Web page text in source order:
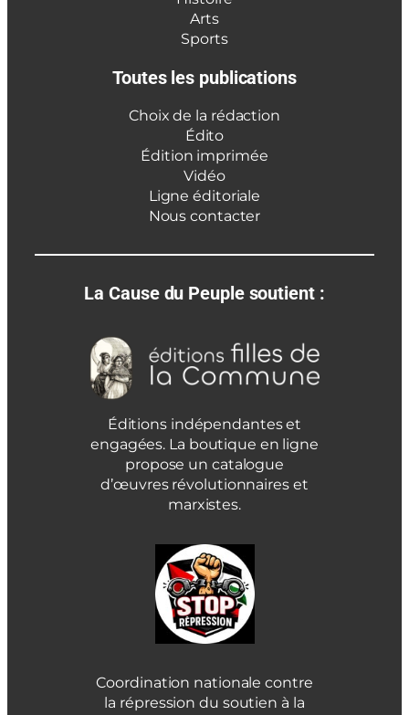
Arts
Sports
Toutes les publications
Choix de la rédaction
Édito
Édition imprimée
Vidéo
Ligne éditoriale
Nous contacter
La Cause du Peuple soutient :
Éditions indépendantes et
engagées. La boutique en ligne
propose un catalogue
d’œuvres révolutionnaires et
marxistes.
Coordination nationale contre
la répression du soutien à la